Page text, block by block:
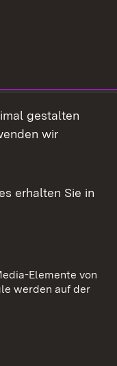
gestalten
wir
erhalten Sie in
Elemente von
werden auf der